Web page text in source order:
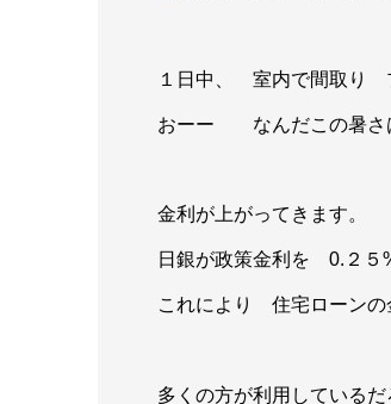
１日中、 室内で間取り
おーー なんだこの暑さ
金利が上がってきます。
日銀が政策金利を 0.２５
これにより 住宅ローンの
多くの方が利用している